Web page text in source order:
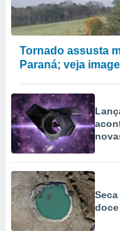
Tornado assusta
Paraná; veja